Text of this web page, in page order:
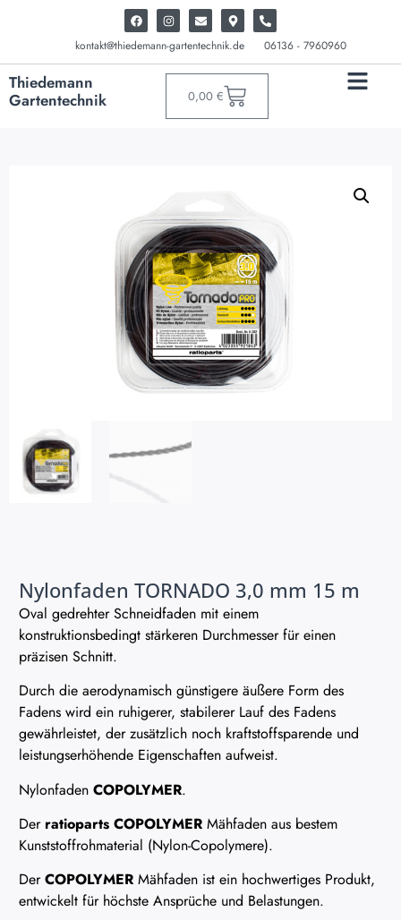
kontakt@thiedemann-gartentechnik.de 06136 - 7960960
Thiedemann
Gartentechnik
0,00 €
Nylonfaden TORNADO 3,0 mm 15 m
Oval gedrehter Schneidfaden mit einem
konstruktionsbedingt stärkeren Durchmesser für einen
präzisen Schnitt.
Durch die aerodynamisch günstigere äußere Form des
Fadens wird ein ruhigerer, stabilerer Lauf des Fadens
gewährleistet, der zusätzlich noch kraftstoffsparende und
leistungserhöhende Eigenschaften aufweist.
Nylonfaden COPOLYMER.
Der ratioparts COPOLYMER Mähfaden aus bestem
Kunststoffrohmaterial (Nylon-Copolymere).
DerCOPOLYMER Mähfaden ist ein hochwertiges Produkt,
entwickelt für höchste Ansprüche und Belastungen.